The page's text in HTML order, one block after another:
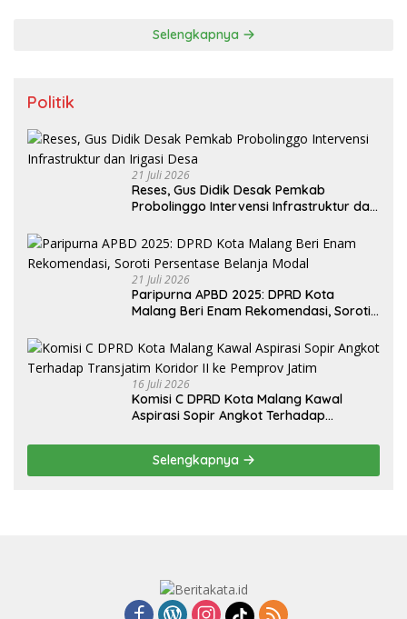
Selengkapnya
Politik
21 Juli 2026
Reses, Gus Didik Desak Pemkab
Probolinggo Intervensi Infrastruktur dan
21 Juli 2026
Paripurna APBD 2025: DPRD Kota
Malang Beri Enam Rekomendasi, Soroti
16 Juli 2026
Komisi C DPRD Kota Malang Kawal
Aspirasi Sopir Angkot Terhadap
Selengkapnya